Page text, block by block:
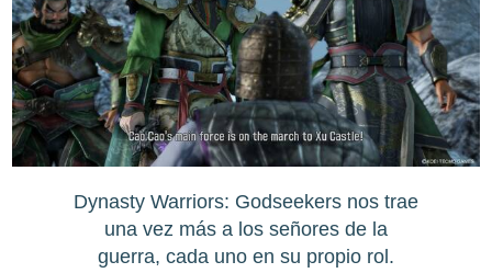
Dynasty Warriors: Godseekers nos trae
una vez más a los señores de la
guerra, cada uno en su propio rol.